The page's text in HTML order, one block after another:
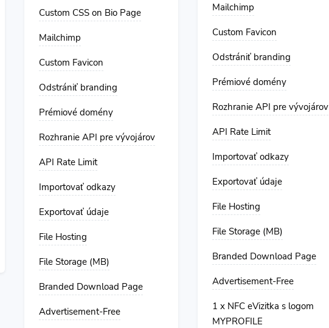
Custom CSS on Bio Page
Mailchimp
Custom Favicon
Odstrániť branding
Prémiové domény
Rozhranie API pre vývojárov
API Rate Limit
Importovať odkazy
Exportovať údaje
File Hosting
File Storage (MB)
Branded Download Page
Advertisement-Free
Mailchimp
Custom Favicon
Odstrániť branding
Prémiové domény
Rozhranie API pre vývojárov
API Rate Limit
Importovať odkazy
Exportovať údaje
File Hosting
File Storage (MB)
Branded Download Page
Advertisement-Free
1 x NFC eVizitka s logom
MYPROFILE